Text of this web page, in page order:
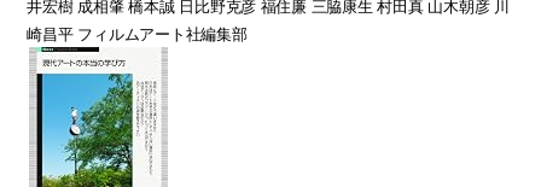
井宏樹 成相肇 橋本誠 日比野克彦 福住廉 三脇康生 村田真 山木朝彦 川
崎昌平 フィルムアート社編集部